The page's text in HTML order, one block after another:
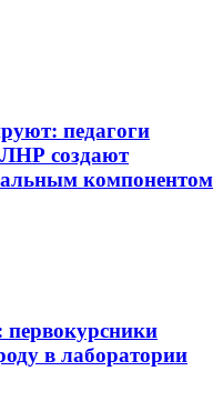
педагоги
создают
компонентом
в лаборатории